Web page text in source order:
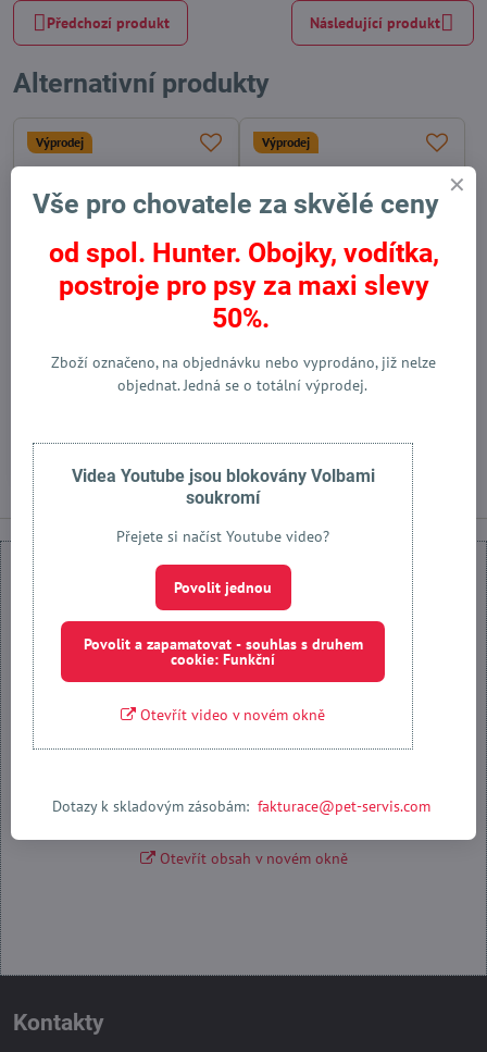
Předchozí produkt Následující produkt
Alternativní produkty
Výprodej
černá
Na objednávku
Zobrazit
Výprodej
tyrkysová/černá
Na objednávku
Zobrazit
Externí obsah je blokován Volbami soukromí
Povolit jednou
Povolit a zapamatovat - souhlas s druhem cookie: Funkční
Otevřít obsah v novém okně
Kontakty
Vše pro chovatele za skvělé ceny
od spol. Hunter. Obojky, vodítka,
postroje pro psy za maxi slevy
50%.
Zboží označeno, na objednávku nebo vyprodáno, již nelze
objednat. Jedná se o totální výprodej.
Videa Youtube jsou blokovány Volbami
soukromí
Přejete si načíst Youtube video?
Povolit jednou
Povolit a zapamatovat - souhlas s druhem
cookie: Funkční
Otevřít video v novém okně
Dotazy k skladovým zásobám:fakturace@pet-servis.com